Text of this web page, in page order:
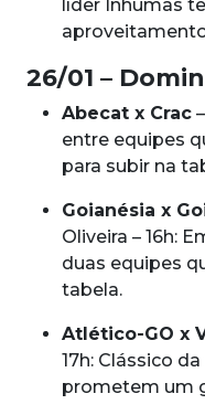
líder Inhumas
26/01 –
Abecat x Crac
entre equipes
para subir na
Goianésia x
Oliveira – 16h:
duas equipes
tabela.
Atlético-GO x
17h: Clássico
prometem um